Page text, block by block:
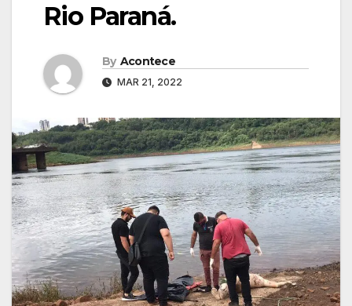
Rio Paraná.
By Acontece
MAR 21, 2022